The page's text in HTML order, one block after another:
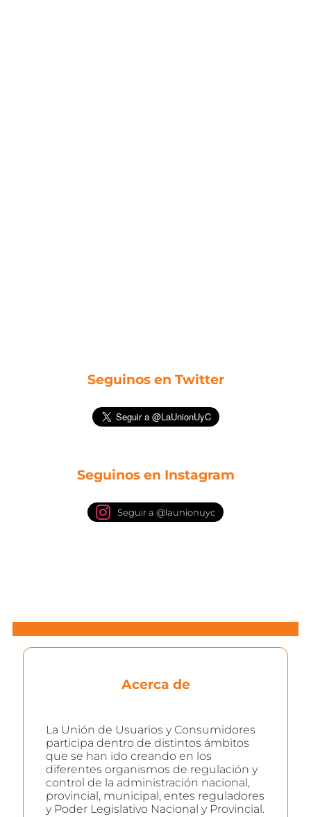
Seguinos en Twitter
Seguinos en Instagram
Seguir a @launionuyc
Acerca de
La Unión de Usuarios y Consumidores
participa dentro de distintos ámbitos
que se han ido creando en los
diferentes organismos de regulación y
control de la administración nacional,
provincial, municipal, entes reguladores
y Poder Legislativo Nacional y Provincial.